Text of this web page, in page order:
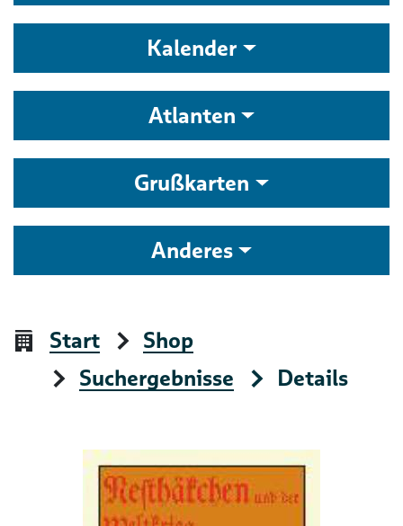
Kalender
Atlanten
Grußkarten
Anderes
Start
Shop
Suchergebnisse
Details